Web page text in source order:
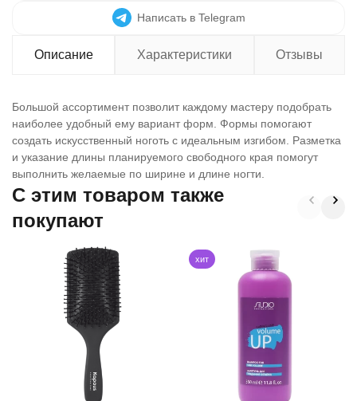
Написать в Telegram
Описание Характеристики Отзывы
Большой ассортимент позволит каждому мастеру подобрать
наиболее удобный ему вариант форм. Формы помогают
создать искусственный ноготь с идеальным изгибом. Разметка
и указание длины планируемого свободного края помогут
выполнить желаемые по ширине и длине ногти.
C этим товаром также
покупают
хит